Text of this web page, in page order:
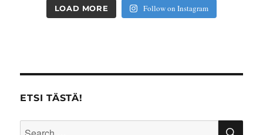
LOAD MORE Follow on Instagram
ETSI TÄSTÄ!
Search